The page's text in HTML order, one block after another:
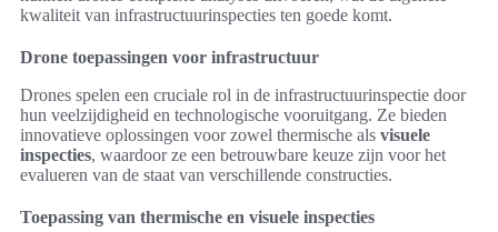
kwaliteit van infrastructuurinspecties ten goede komt.
Drone toepassingen voor infrastructuur
Drones spelen een cruciale rol in de infrastructuurinspectie door
hun veelzijdigheid en technologische vooruitgang. Ze bieden
innovatieve oplossingen voor zowel thermische als visuele
inspecties, waardoor ze een betrouwbare keuze zijn voor het
evalueren van de staat van verschillende constructies.
Toepassing van thermische en visuele inspecties